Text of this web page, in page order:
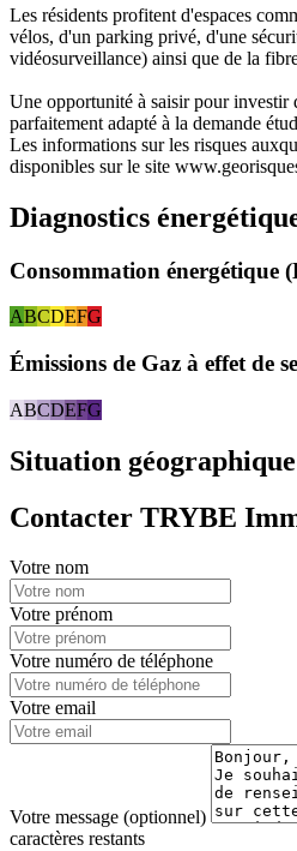
Les résidents profitent d'espaces
vélos, d'un parking privé, d'une
vidéosurveillance) ainsi que de la
Une opportunité à saisir pour investir
parfaitement adapté à la demande
Les informations sur les risques
disponibles sur le site
Diagnostics
Consommation énergétique
ABCDEFG
Émissions de Gaz à effet de
ABCDEFG
Situation géographique
Contacter TRYBE
Votre nom
Votre prénom
Votre numéro de téléphone
Votre email
Votre message (optionnel)
caractères restants